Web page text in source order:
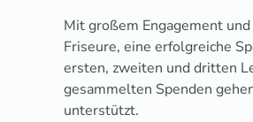
Mit großem Engagement
Friseure, eine erfolgreiche
ersten, zweiten und dritten
gesammelten Spenden
unterstützt.